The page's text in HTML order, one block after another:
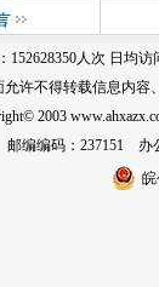
152628350人次 日均访
许不得转载信息内容
2003
邮编编码：237151 办
皖